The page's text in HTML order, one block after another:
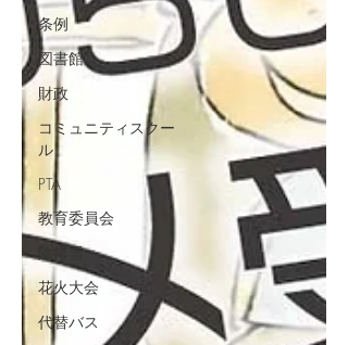
条例
図書館
財政
コミュニティスクー
ル
PTA
教育委員会
除排雪
花火大会
代替バス